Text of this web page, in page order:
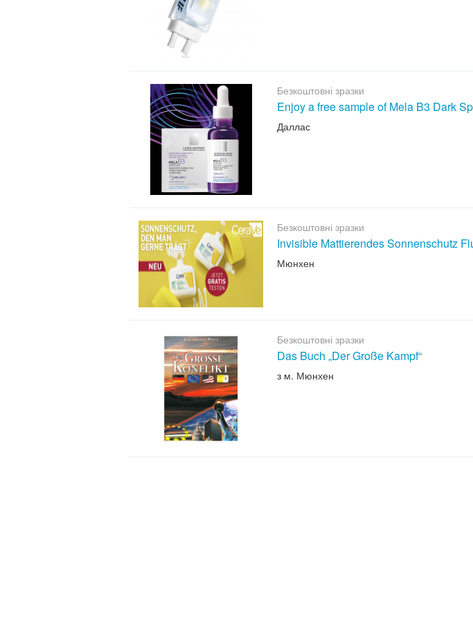
Безкоштовні зразки
Enjoy a free sample of Mela B3 Dark
Даллас
Безкоштовні зразки
Invisible Mattierendes Sonnenschutz
Мюнхен
Безкоштовні зразки
Das Buch „Der Große Kampf“
з м. Мюнхен